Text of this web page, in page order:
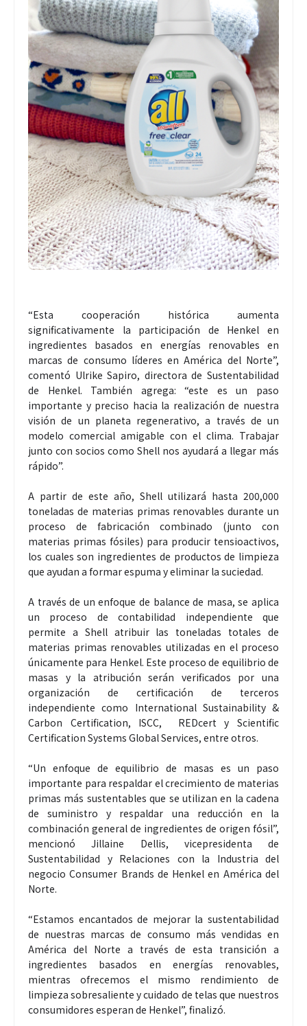
“Esta cooperación histórica aumenta
significativamente la participación de Henkel en
ingredientes basados en energías renovables en
marcas de consumo líderes en América del Norte”,
comentó Ulrike Sapiro, directora de Sustentabilidad
de Henkel. También agrega: “este es un paso
importante y preciso hacia la realización de nuestra
visión de un planeta regenerativo, a través de un
modelo comercial amigable con el clima. Trabajar
junto con socios como Shell nos ayudará a llegar más
rápido”.
A partir de este año, Shell utilizará hasta 200,000
toneladas de materias primas renovables durante un
proceso de fabricación combinado (junto con
materias primas fósiles) para producir tensioactivos,
los cuales son ingredientes de productos de limpieza
que ayudan a formar espuma y eliminar la suciedad.
A través de un enfoque de balance de masa, se aplica
un proceso de contabilidad independiente que
permite a Shell atribuir las toneladas totales de
materias primas renovables utilizadas en el proceso
únicamente para Henkel. Este proceso de equilibrio de
masas y la atribución serán verificados por una
organización de certificación de terceros
independiente como International Sustainability &
Carbon Certification, ISCC, REDcert y Scientific
Certification Systems Global Services, entre otros.
“Un enfoque de equilibrio de masas es un paso
importante para respaldar el crecimiento de materias
primas más sustentables que se utilizan en la cadena
de suministro y respaldar una reducción en la
combinación general de ingredientes de origen fósil”,
mencionó Jillaine Dellis, vicepresidenta de
Sustentabilidad y Relaciones con la Industria del
negocio Consumer Brands de Henkel en América del
Norte.
“Estamos encantados de mejorar la sustentabilidad
de nuestras marcas de consumo más vendidas en
América del Norte a través de esta transición a
ingredientes basados en energías renovables,
mientras ofrecemos el mismo rendimiento de
limpieza sobresaliente y cuidado de telas que nuestros
consumidores esperan de Henkel”, finalizó.